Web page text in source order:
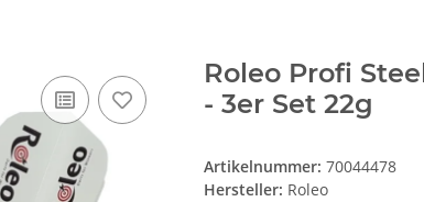
Roleo Profi
- 3er Set 22g
Artikelnummer: 70044478
Hersteller: Roleo